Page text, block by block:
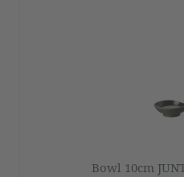
Bowl 10cm